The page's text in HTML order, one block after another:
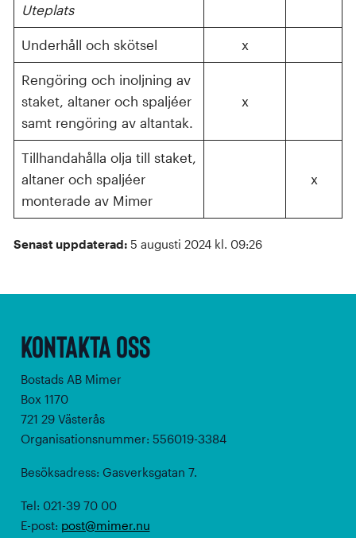
Uteplats
Underhåll och skötsel x
Rengöring och inoljning av
staket, altaner och spaljéer
samt rengöring av altantak.
x
Tillhandahålla olja till staket,
altaner och spaljéer
monterade av Mimer
x
Senast uppdaterad: 5 augusti 2024 kl. 09:26
Kontakta oss
Bostads AB Mimer
Box 1170
721 29 Västerås
Organisationsnummer: 556019-3384
Besöksadress: Gasverksgatan 7.
Tel: 021-39 70 00
E-post: post@mimer.nu